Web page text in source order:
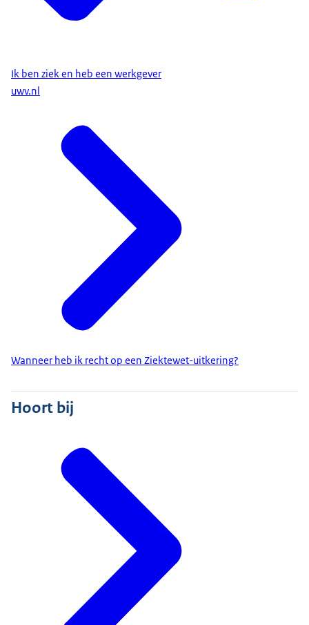
Ik ben ziek en heb een werkgever
uwv.nl
Wanneer heb ik recht op een Ziektewet-uitkering?
Hoort bij